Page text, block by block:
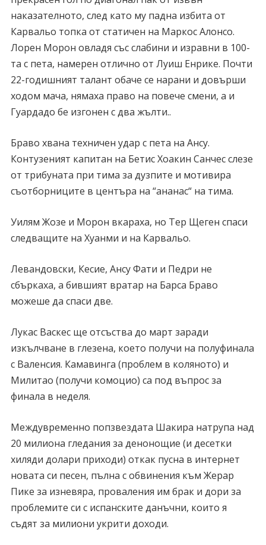
наказателното, след като му падна избита от
Карвальо топка от статичен на Маркос Алонсо.
Лорен Морон овладя със слабини и изравни в 100-
та с пета, намерен отлично от Луиш Енрике. Почти
22-годишният талант обаче се нарани и довърши
ходом мача, нямаха право на повече смени, а и
Гуардадо бе изгонен с два жълти..
Браво хвана техничен удар с пета на Ансу.
Контузеният капитан на Бетис Хоакин Санчес слезе
от трибуната при тима за дузпите и мотивира
съотборниците в центъра на “ананас“ на тима.
Уилям Жозе и Морон вкараха, но Тер Щеген спаси
следващите на Хуанми и на Карвальо.
Левандовски, Кесие, Ансу Фати и Педри не
сбъркаха, а бившият вратар на Барса Браво
можеше да спаси две.
Лукас Васкес ще отсъства до март заради
изкълчване в глезена, което получи на полуфинала
с Валенсия. Камавинга (проблем в коляното) и
Милитао (получи комоцио) са под въпрос за
финала в неделя.
Междувременно попзвездата Шакира натрупа над
20 милиона гледания за денонощие (и десетки
хиляди долари приходи) откак пусна в интернет
новата си песен, пълна с обвинения към Жерар
Пике за изневяра, проваления им брак и дори за
проблемите си с испанските данъчни, които я
съдят за милиони укрити доходи.